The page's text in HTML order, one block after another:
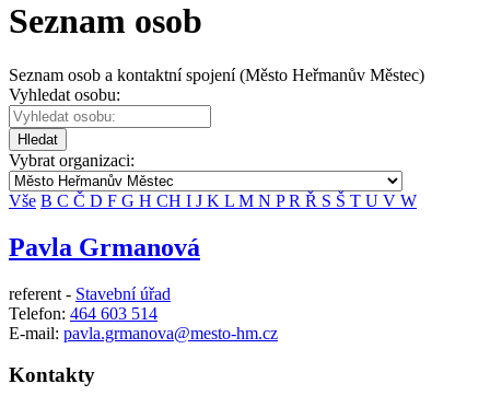
Seznam osob
Seznam osob a kontaktní spojení (Město Heřmanův Městec)
Vyhledat osobu:
Hledat
Vybrat organizaci:
Vše B C Č D F G H CH I J K L M N PR Ř S Š T U V W
Pavla Grmanová
referent - Stavební úřad
Telefon: 464 603 514
E-mail: pavla.grmanova@mesto-hm.cz
Kontakty